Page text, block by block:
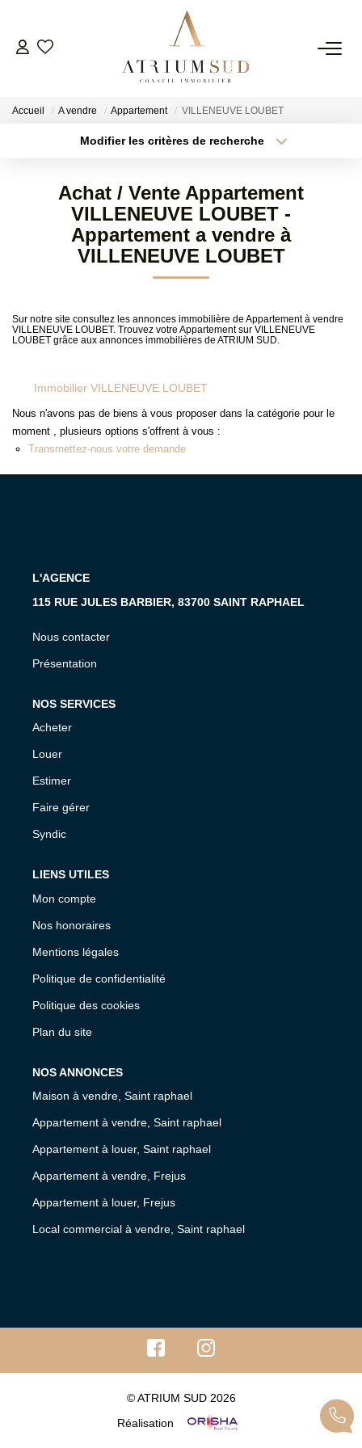
TRANSACTION
SYNDIC
ESTIMATION
AGENCE
EN
Accueil A vendre Appartement VILLENEUVE LOUBET
Modifier les critères de recherche
Sélectionnez...
Type de bien
Surface min
Budget max Plus de critères
Achat / Vente Appartement
VILLENEUVE LOUBET -
Appartement a vendre à
VILLENEUVE LOUBET
Sur notre site consultez les annonces immobilière de Appartement à vendre
VILLENEUVE LOUBET. Trouvez votre Appartement sur VILLENEUVE
LOUBET grâce aux annonces immobilières de ATRIUM SUD.
Immobilier VILLENEUVE LOUBET
Nous n'avons pas de biens à vous proposer dans la catégorie pour le
moment , plusieurs options s'offrent à vous :
Transmettez-nous votre demande
L'AGENCE
115 RUE JULES BARBIER, 83700 SAINT RAPHAEL
Nous contacter
Présentation
NOS SERVICES
Acheter
Louer
Estimer
Faire gérer
Syndic
LIENS UTILES
Mon compte
Nos honoraires
Mentions légales
Politique de confidentialité
Politique des cookies
Plan du site
NOS ANNONCES
Maison à vendre, Saint raphael
Appartement à vendre, Saint raphael
Appartement à louer, Saint raphael
Appartement à vendre, Frejus
Appartement à louer, Frejus
Local commercial à vendre, Saint raphael
© ATRIUM SUD 2026
Réalisation